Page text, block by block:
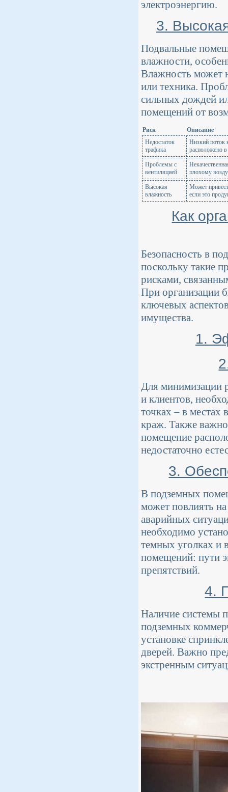
электроэнергию.
3.
Подвальные
влажности,
Влажность может
или техника.
сильных дождей
помещений от
Риск
Описание
Недостаток
трафика
Низкий поток
расположено
Проблемы с
вентиляцией
плохому
Высокая
влажность
Может
если это
Как
Безопасность в
поскольку такие
рисками,
При организации
ключевых
имущества.
1.
Для минимизации
и клиентов,
точках – в местах
краж. Также
помещение
недостаточно
3.
В подземных
может повлиять
аварийных
необходимо
темных уголках и
помещений: пути
препятствий.
4.
Наличие системы
подземных
установке
дверей. Важно
экстренным